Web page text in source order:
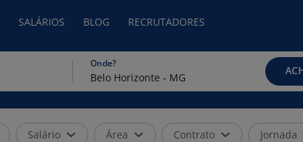
SALÁRIOS BLOG RECRUTADORES
Onde?
Salário Área Contrato Jornada